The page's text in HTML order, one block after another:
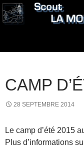
Aller
au
CAMP
28 SEPTEMBRE 2014
Le camp d’été 2015
Plus d’informations